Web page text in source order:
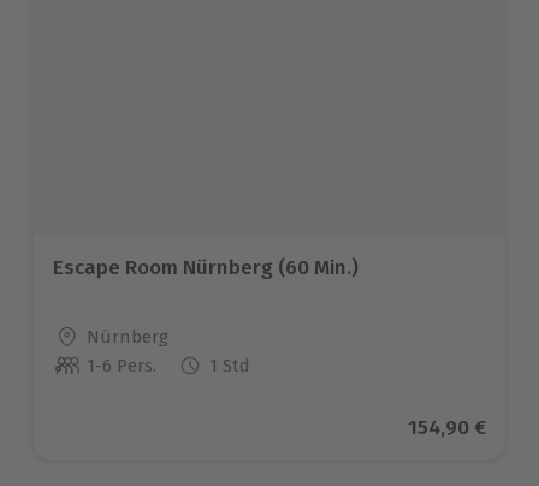
Escape Room Nürnberg (60 Min.)
Standort
Nürnberg
Anzahl der Teilnehmer
1-6 Pers. 1 Std
Aktueller
154,90 €